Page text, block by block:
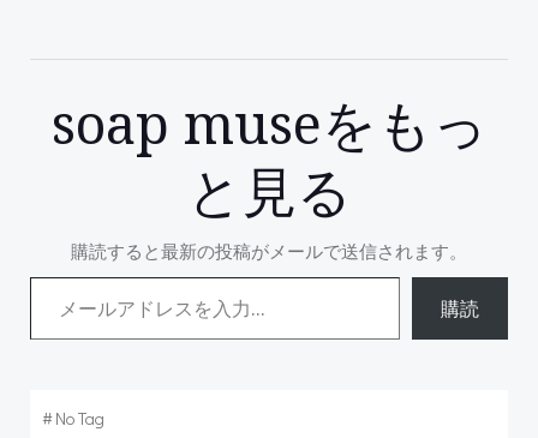
soap museをもっ
と見る
購読すると最新の投稿がメールで送信されます。
メールアドレスを入力...
購読
#No Tag